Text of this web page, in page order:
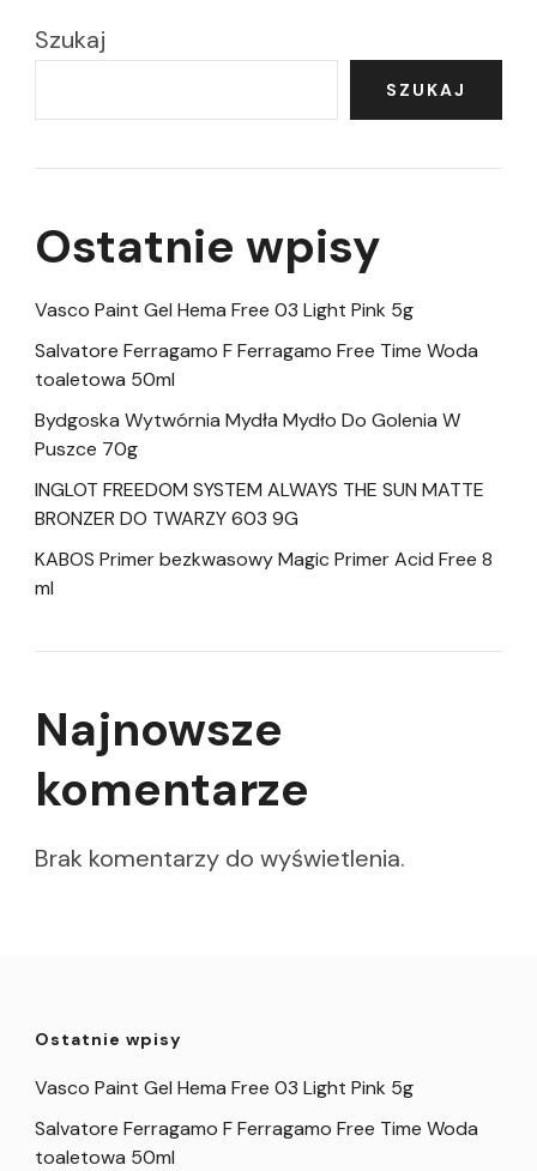
Szukaj
SZUKAJ
Ostatnie wpisy
Vasco Paint Gel Hema Free 03 Light Pink 5g
Salvatore Ferragamo F Ferragamo Free Time Woda
toaletowa 50ml
Bydgoska Wytwórnia Mydła Mydło Do Golenia W
Puszce 70g
INGLOT FREEDOM SYSTEM ALWAYS THE SUN MATTE
BRONZER DO TWARZY 603 9G
KABOS Primer bezkwasowy Magic Primer Acid Free 8
ml
Najnowsze
komentarze
Brak komentarzy do wyświetlenia.
Ostatnie wpisy
Vasco Paint Gel Hema Free 03 Light Pink 5g
Salvatore Ferragamo F Ferragamo Free Time Woda
toaletowa 50ml